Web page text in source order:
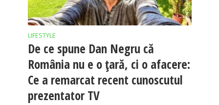
LIFESTYLE
De ce spune Dan Negru că
România nu e o țară, ci o afacere:
Ce a remarcat recent cunoscutul
prezentator TV